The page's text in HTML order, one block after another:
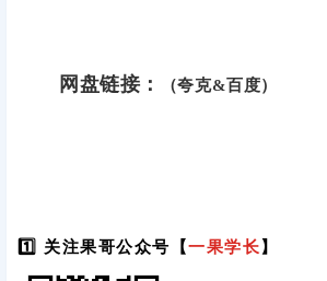
网盘链接： （夸克&百度）
1️⃣ 关注果哥公众号【一果学长】